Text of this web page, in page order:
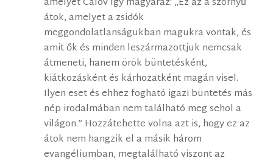
átok, amelyet a zsidók
meggondolatlanságukban magukra vontak, és
amit ők és minden leszármazottjuk nemcsak
átmeneti, hanem örök büntetésként,
kiátkozásként és kárhozatként magán visel.
Ilyen eset és ehhez fogható igazi büntetés más
nép irodalmában nem található meg sehol a
világon.” Hozzátehette volna azt is, hogy ez az
átok nem hangzik el a másik három
evangéliumban, megtalálható viszont az